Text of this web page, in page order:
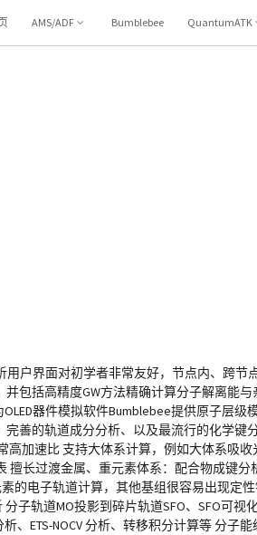
AMS/ADF Bumblebee QuantumATK
户界面对初学者非常友好，节点内、跨节
包括高精度GW方法精确计算分子解离能
器件模拟软件Bumblebee提供原子层级
善的轨道成分分析、以及最流行的化学键分
加速比 支持大体系计算，例如大体系吸
擅长过渡金属、重元素体系：配合物成键
的电子轨道计算，其他基组很容易出现定
子轨道MO投影到碎片轨道SFO、SFO可视
ETS-NOCV 分析、转移积分计算等 分子